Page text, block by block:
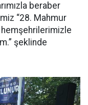
beraber
“28. Mahmur
hemşehrilerimizle
şeklinde